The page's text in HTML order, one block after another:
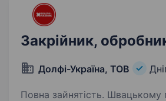
Закрійник,
Долфі-Україна, ТОВ
Повна зайнятість. Швацькому підприємству